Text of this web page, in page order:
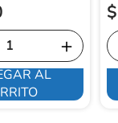
＋
AL
$